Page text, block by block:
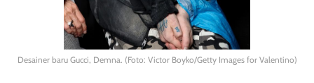
Desainer baru Gucci, Demna. (Foto: Victor Boyko/Getty Images for Valentino)